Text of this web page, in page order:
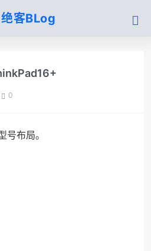
绝客BLog
0
布局。